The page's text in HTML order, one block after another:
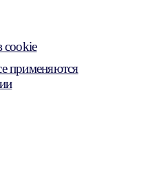
cookie
применяются